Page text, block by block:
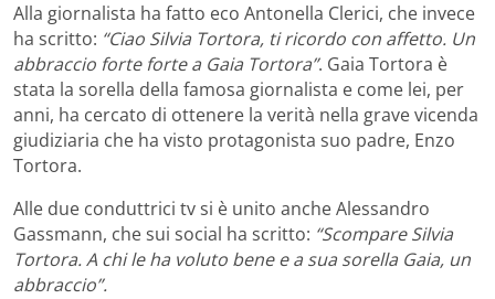
Alla giornalista ha fatto eco Antonella Clerici, che invece
ha scritto: “Ciao Silvia Tortora, ti ricordo con affetto. Un
abbraccio forte forte a Gaia Tortora”. Gaia Tortora è
stata la sorella della famosa giornalista e come lei, per
anni, ha cercato di ottenere la verità nella grave vicenda
giudiziaria che ha visto protagonista suo padre, Enzo
Tortora.
Alle due conduttrici tv si è unito anche Alessandro
Gassmann, che sui social ha scritto: “Scompare Silvia
Tortora. A chi le ha voluto bene e a sua sorella Gaia, un
abbraccio”.